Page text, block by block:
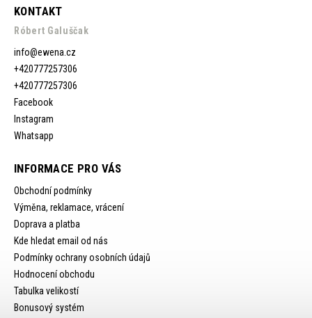
KONTAKT
Róbert Galuščak
info@ewena.cz
+420777257306
+420777257306
Facebook
Instagram
Whatsapp
INFORMACE PRO VÁS
Obchodní podmínky
Výměna, reklamace, vrácení
Doprava a platba
Kde hledat email od nás
Podmínky ochrany osobních údajů
Hodnocení obchodu
Tabulka velikostí
Bonusový systém